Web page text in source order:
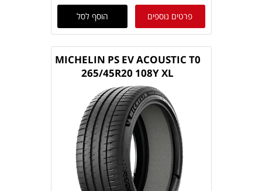
פרטים נוספים הוסף לסל
MICHELIN PS EV ACOUSTIC T0
265/45R20 108Y XL